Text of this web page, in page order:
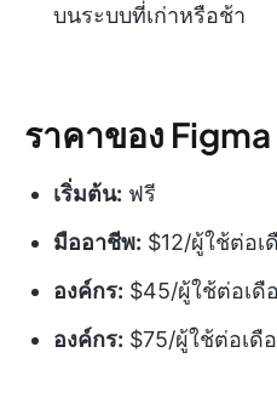
บนระบบที่เก่าหรือช้า
ราคาของ Figma
เริ่มต้น: ฟรี
มืออาชีพ: $12/ผู้ใช้ต่อเ
องค์กร: $45/ผู้ใช้ต่อเดื
องค์กร: $75/ผู้ใช้ต่อเดื